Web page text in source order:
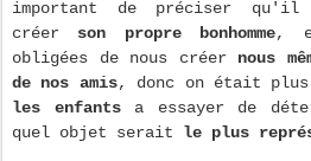
important de préciser
créer son propre bonhomme,
obligées de nous créer nous
de nos amis, donc on était plus
les enfantsa essayer de
quel objet serait le plus